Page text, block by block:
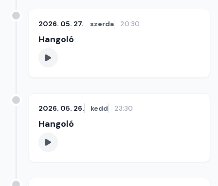
2026. 05. 27. szerda 20:30
Hangoló
2026. 05. 26. kedd 23:30
Hangoló